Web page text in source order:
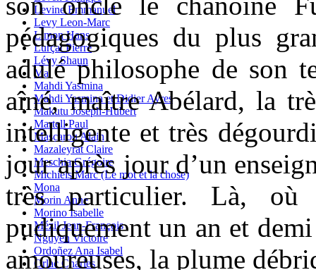
Levine Emmanuel
Levy Leon-Marc
Limon Hans
Lurçat Pierre
Lévy Shaun
Ma
Mahdi Yasmina
Mahdi Yasmina et Didier Ayres
Makutu Joseph-Hubert
Martell Paul
Mascarou Alain
Mazaleyrat Claire
Meschia Grégoire
Michiels Marc (Le mot et la chose)
Mona
Morin Anne
Morino Isabelle
Mézil Jean-François
Nguyen Victoire
Ordoñez Ana Isabel
Orlac Charles
pédagogiques du plus
adulé philosophe de son
aîné, maître Abélard, la
intelligente et très
jour après jour d’un
très particulier. Là, où
pudiquement un an et
amoureuses, la plume